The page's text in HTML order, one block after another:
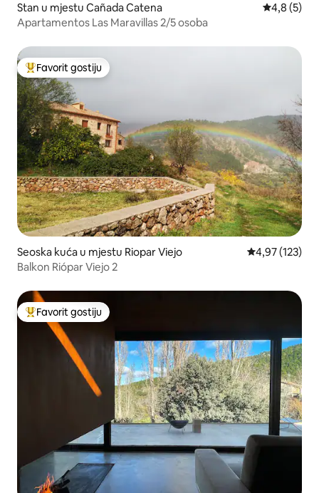
Stan u mjestu Cañada Catena prosječna
4,8 (5)
Apartamentos Las Maravillas 2/5 osoba
Glavni favorit gostiju
Favorit gostiju
Seoska kuća u mjestu Riopar Viejo prosječna
4,97 (123)
Balkon Riópar Viejo 2
Glavni favorit gostiju
Favorit gostiju